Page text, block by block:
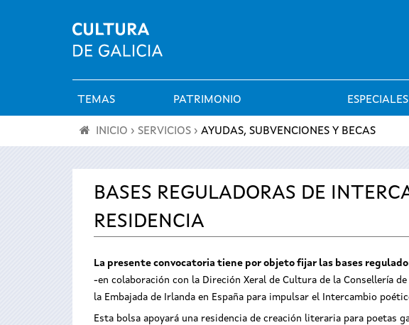
Menú
principal
TEMAS PATRIMONIO ESPECIALES
encuentra
usted
aquí
INICIO › SERVICIOS › AYUDAS, SUBVENCIONES Y BECAS
BASES REGULADORAS DE
RESIDENCIA
La presente convocatoria tiene por objeto fijar las bases
-en colaboración con la Direción Xeral de Cultura de la Consellería
la Embajada de Irlanda en España­ para impulsar el Intercambio
Esta bolsa apoyará una residencia de creación literaria para poetas